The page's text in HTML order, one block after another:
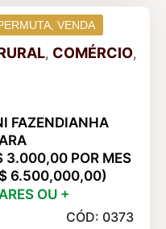
, COMÉRCIO,
FAZENDIANHA
3.000,00 POR MES
6.500,000,00)
OU +
VENDA
CÓD: 0373